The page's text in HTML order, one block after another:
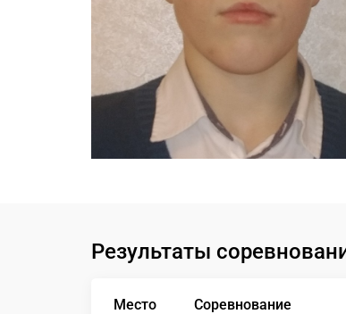
Результаты
Место Соревнование